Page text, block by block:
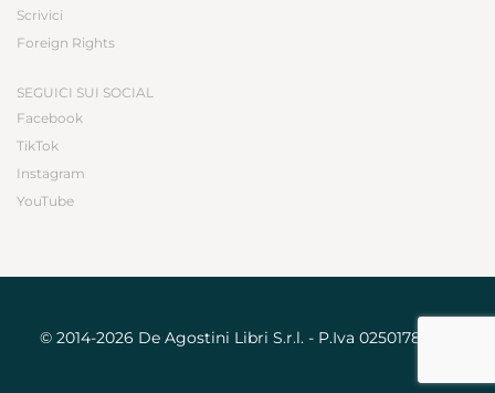
Scrivici
Foreign Rights
SEGUICI SUI SOCIAL
Facebook
TikTok
Instagram
YouTube
© 2014-2026 De Agostini Libri S.r.l. - P.Iva 02501780031